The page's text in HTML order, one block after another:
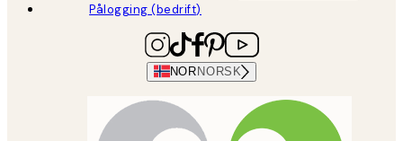
Pålogging (bedrift)
NOR NORSK